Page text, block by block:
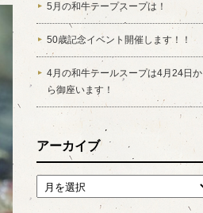
5月の和牛テープスープは！
50歳記念イベント開催します！！
4月の和牛テールスープは4月24日か
ら御座います！
アーカイブ
アーカイブ